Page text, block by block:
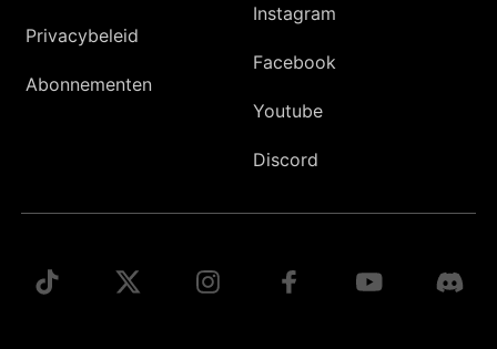
Privacybeleid
Abonnementen
Instagram
Facebook
Youtube
Discord